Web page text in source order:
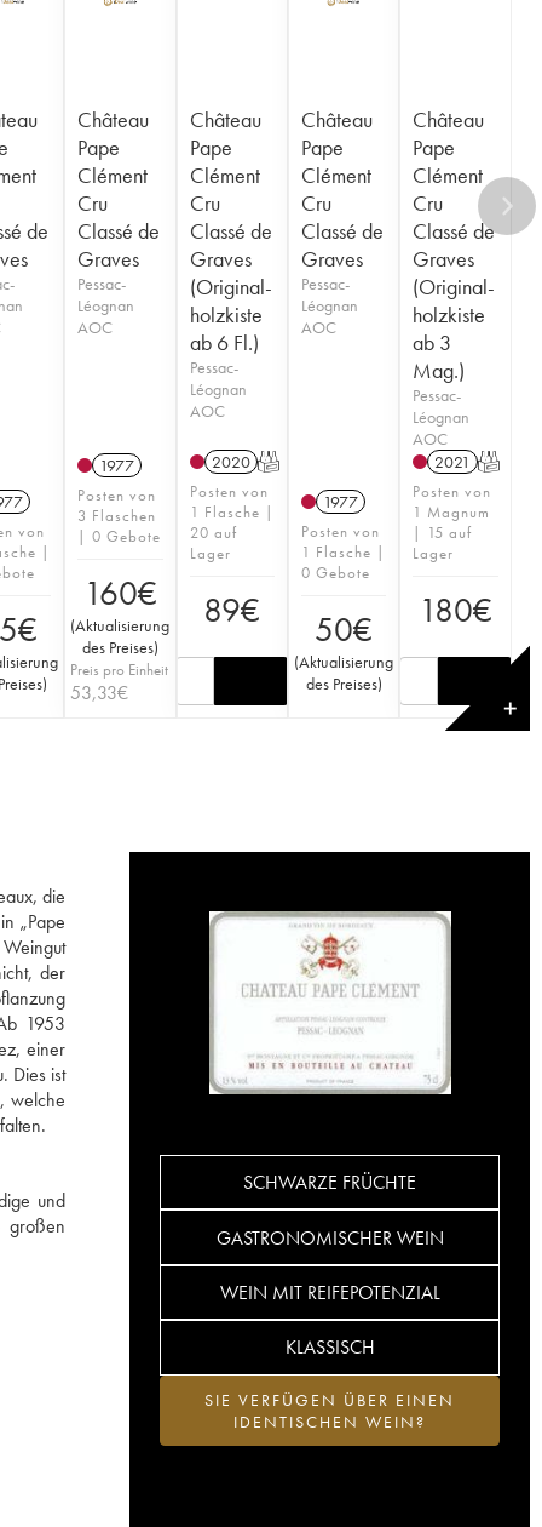
de
von
|
€
)
Château
Pape
Clément
Cru
Classé de
Graves
Pessac-
Léognan
AOC
1977
Posten von
3 Flaschen
| 0 Gebote
160€
(Aktualisierung
des Preises)
Preis pro Einheit
53,33€
Château
Pape
Clément
Cru
Classé de
Graves
(Original-
holzkiste
ab 6 Fl.)
Pessac-
Léognan
AOC
2020 T
Posten von
1 Flasche |
20 auf
Lager
89€
Château
Pape
Clément
Cru
Classé de
Graves
Pessac-
Léognan
AOC
1977
Posten von
1 Flasche |
0 Gebote
50€
(Aktualisierung
des Preises)
Château
Pape
Clément
Cru
Classé de
Graves
(Original-
holzkiste
ab 3
Mag.)
Pessac-
Léognan
AOC
2021 T
Posten von
1 Magnum
| 15 auf
Lager
180€
✕
die
„Pape
der
1953
einer
Dies ist
welche
und
großen
SCHWARZE FRÜCHTE
GASTRONOMISCHER WEIN
WEIN MIT REIFEPOTENZIAL
KLASSISCH
SIE VERFÜGEN ÜBER EINEN
IDENTISCHEN WEIN?